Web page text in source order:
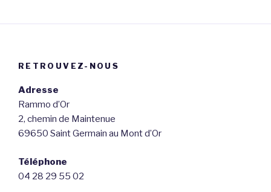
RETROUVEZ-NOUS
Adresse
Rammo d’Or
2, chemin de Maintenue
69650 Saint Germain au Mont d’Or
Téléphone
04 28 29 55 02